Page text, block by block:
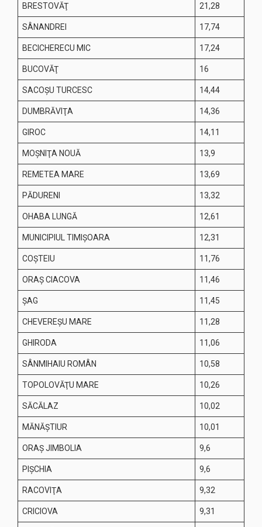
BRESTOVĂŢ 21,28
SÂNANDREI 17,74
BECICHERECU MIC 17,24
BUCOVĂŢ 16
SACOŞU TURCESC 14,44
DUMBRĂVIŢA 14,36
GIROC 14,11
MOŞNIŢA NOUĂ 13,9
REMETEA MARE 13,69
PĂDURENI 13,32
OHABA LUNGĂ 12,61
MUNICIPIUL TIMIŞOARA 12,31
COŞTEIU 11,76
ORAŞ CIACOVA 11,46
ŞAG 11,45
CHEVEREŞU MARE 11,28
GHIRODA 11,06
SÂNMIHAIU ROMÂN 10,58
TOPOLOVĂŢU MARE 10,26
SĂCĂLAZ 10,02
MĂNĂŞTIUR 10,01
ORAŞ JIMBOLIA 9,6
PIŞCHIA 9,6
RACOVIŢA 9,32
CRICIOVA 9,31